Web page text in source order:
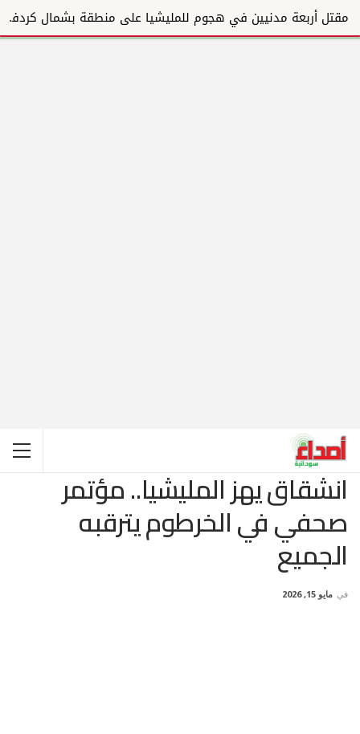
مقتل أربعة مدنيين في هجوم للمليشيا على منطقة بشمال كردفان
انشقاق يهز المليشيا.. مؤتمر
صحفي في الخرطوم يترقبه
الجميع
في مايو 15, 2026